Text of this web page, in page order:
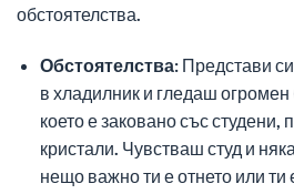
обстоятелства.
Обстоятелства:Представи
в хладилник и гледаш
което е заковано със студени,
кристали. Чувстваш студ и
нещо важно ти е отнето или